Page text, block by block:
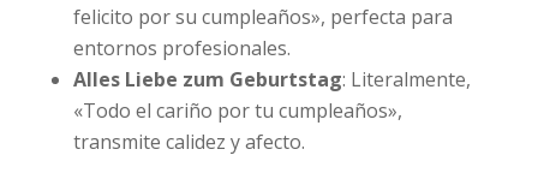
felicito por su cumpleaños», perfecta para
entornos profesionales.
Alles Liebe zum Geburtstag: Literalmente,
«Todo el cariño por tu cumpleaños»,
transmite calidez y afecto.